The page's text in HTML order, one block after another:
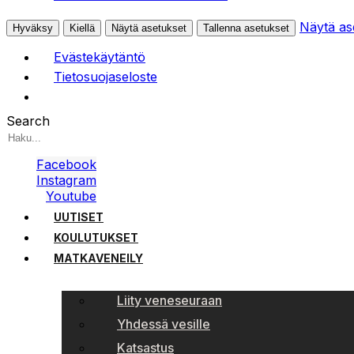
Hyväksy Kiellä Näytä asetukset Tallenna asetukset
Näytä
Evästekäytäntö
Tietosuojaseloste
Search
Facebook
Instagram
Youtube
UUTISET
KOULUTUKSET
MATKAVENEILY
Liity veneseuraan
Yhdessä vesille
Katsastus